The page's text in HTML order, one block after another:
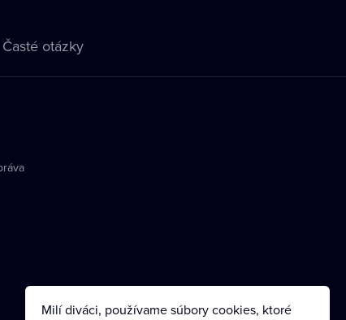
Časté otázky
Milí diváci, používame súbory cookies, ktoré